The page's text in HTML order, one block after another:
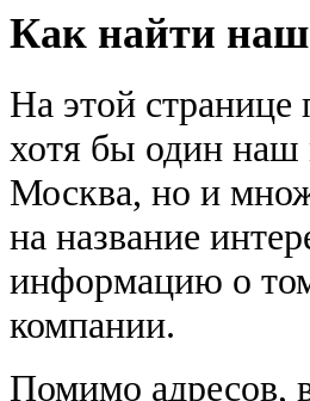
Как найти наш
На этой странице
хотя бы один наш
Москва, но и
на название
информацию о
компании.
Помимо адресов,